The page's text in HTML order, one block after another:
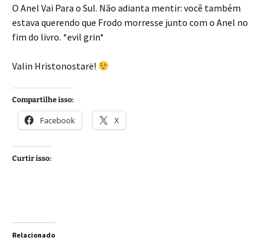
O Anel Vai Para o Sul. Não adianta mentir: você também
estava querendo que Frodo morresse junto com o Anel no
fim do livro. *evil grin*
Valin Hristonostarë!
Compartilhe isso:
Facebook X
Curtir isso:
Relacionado